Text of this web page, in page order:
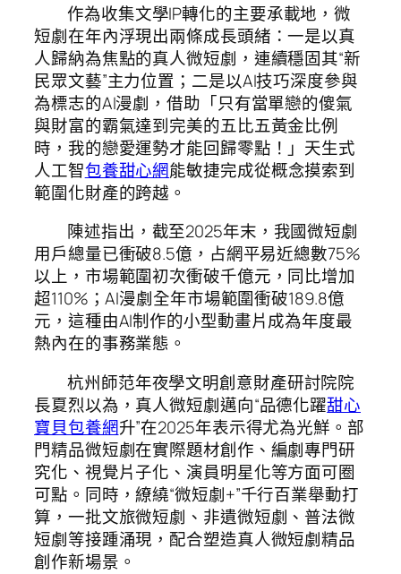
作為收集文學IP轉化的主要承載地，微
短劇在年內浮現出兩條成長頭緒：一是以真
人歸納為焦點的真人微短劇，連續穩固其“新
民眾文藝”主力位置；二是以AI技巧深度參與
為標志的AI漫劇，借助「只有當單戀的傻氣
與財富的霸氣達到完美的五比五黃金比例
時，我的戀愛運勢才能回歸零點！」天生式
人工智包養甜心網能敏捷完成從概念摸索到
範圍化財產的跨越。
陳述指出，截至2025年末，我國微短劇
用戶總量已衝破8.5億，占網平易近總數75%
以上，市場範圍初次衝破千億元，同比增加
超110%；AI漫劇全年市場範圍衝破189.8億
元，這種由AI制作的小型動畫片成為年度最
熱內在的事務業態。
杭州師范年夜學文明創意財產研討院院
長夏烈以為，真人微短劇邁向“品德化躍甜心
寶貝包養網升”在2025年表示得尤為光鮮。部
門精品微短劇在實際題材創作、編劇專門研
究化、視覺片子化、演員明星化等方面可圈
可點。同時，繚繞“微短劇+”千行百業舉動打
算，一批文旅微短劇、非遺微短劇、普法微
短劇等接踵涌現，配合塑造真人微短劇精品
創作新場景。